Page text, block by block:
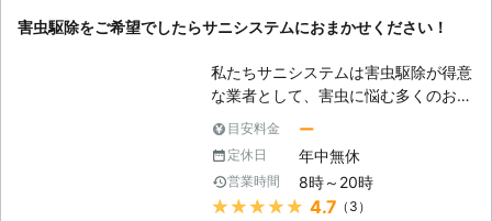
レルギーなどの方にも安心な薬剤を使
を飼っていて消毒するのが心配だと言
う方にも最適です 3．他のシロアリ駆
除業者でも対応ができなかった場合も
ご相談ください ■ゴキブリやダニな
どその他害虫駆除もお任せを！ シロ
アリ以外にも害虫は数多くいます。
害虫駆除をご希望でしたらサニシステムにおまかせください！
私たちサニシステムは害虫駆除が得意
な業者として、害虫に悩む多くのお客
様を救ってまいりました。今回は皆さ
まを救いたいと思っております。害虫
に悩まされている方は、ぜひサニシス
テムにお問い合わせください。私たち
がすぐに伺い、その害虫を駆除させて
目安料金 ー
定休日 年中無休
営業時間 8時～20時
★★★★★ 4.7 （3）